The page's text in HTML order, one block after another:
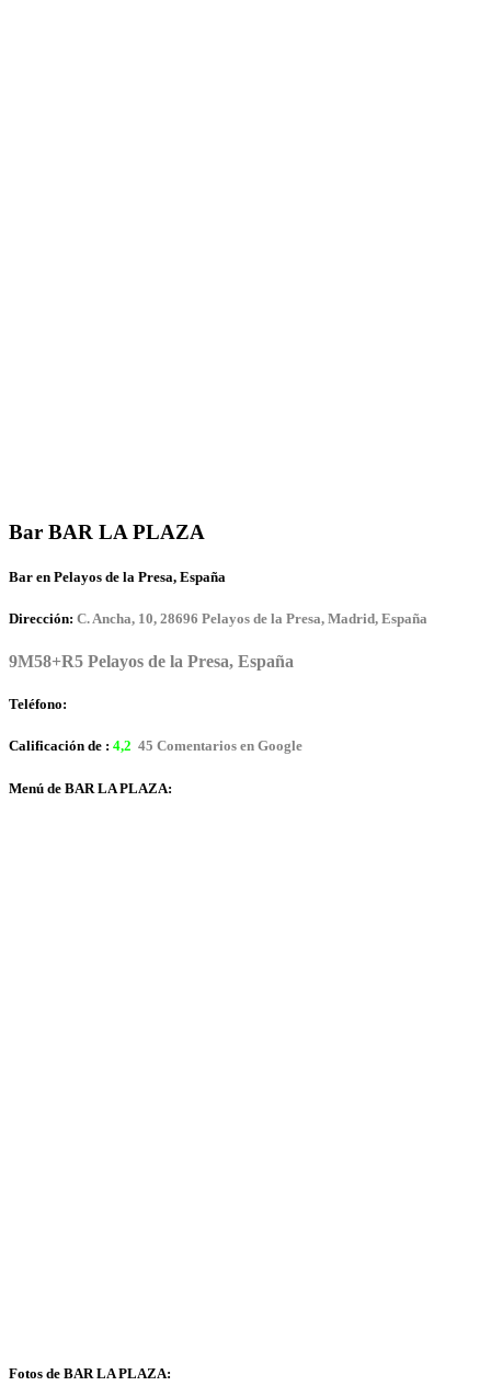
Bar BAR LA PLAZA
Bar en Pelayos de la Presa, España
Dirección: C. Ancha, 10, 28696 Pelayos de la Presa, Madrid, España
9M58+R5 Pelayos de la Presa, España
Teléfono:
Calificación de : 4,2 45 Comentarios en Google
Menú de BAR LA PLAZA:
Fotos de BAR LA PLAZA: